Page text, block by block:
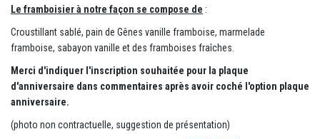
Le framboisier à notre façon se compose de :
Croustillant sablé, pain de Gênes vanille framboise, marmelade
framboise, sabayon vanille et des framboises fraîches.
Merci d'indiquer l'inscription souhaitée pour la plaque
d'anniversaire dans commentaires après avoir coché l'option plaque
anniversaire.
(photo non contractuelle, suggestion de présentation)